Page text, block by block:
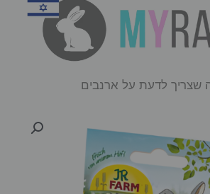
שצריך לדעת על ארנבים